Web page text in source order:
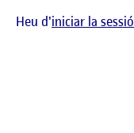
Heu d'iniciar la sessió